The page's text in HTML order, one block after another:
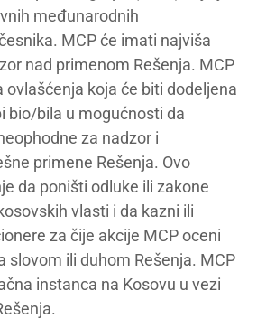
međunarodnih
MCP će imati najviša
nad primenom Rešenja. MCP
koja će biti dodeljena
bio/bila u mogućnosti da
za nadzor i
primene Rešenja. Ovo
da poništi odluke ili zakone
vlasti i da kazni ili
za čije akcije MCP oceni
slovom ili duhom Rešenja. MCP
instanca na Kosovu u vezi